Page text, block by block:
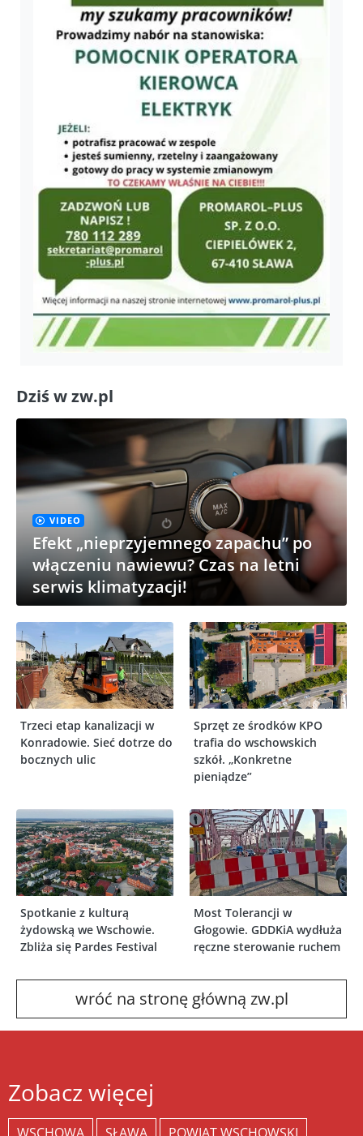
Dziś w zw.pl
VIDEO
Efekt „nieprzyjemnego zapachu” po
włączeniu nawiewu? Czas na letni
serwis klimatyzacji!
Trzeci etap kanalizacji w
Konradowie. Sieć dotrze do
bocznych ulic
Sprzęt ze środków KPO
trafia do wschowskich
szkół. „Konkretne
pieniądze”
Spotkanie z kulturą
żydowską we Wschowie.
Zbliża się Pardes Festival
Most Tolerancji w
Głogowie. GDDKiA wydłuża
ręczne sterowanie ruchem
wróć na stronę główną zw.pl
Zobacz więcej